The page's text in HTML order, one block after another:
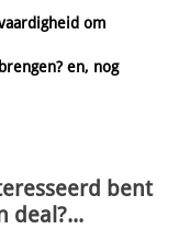
om
en, nog
bent
deal?...